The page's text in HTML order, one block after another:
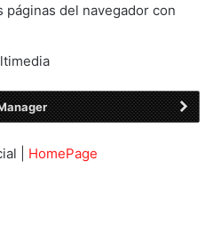
páginas del navegador con
| HomePage